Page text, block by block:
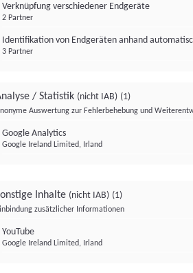
Verknüpfung verschiedener Endgeräte
2 Partner
Identifikation von Endgeräten anhand
3 Partner
/ Statistik (nicht IAB) (1)
Auswertung zur Fehlerbehebung und
Google Analytics
Google Ireland Limited, Irland
Inhalte (nicht IAB) (1)
zusätzlicher Informationen
YouTube
Google Ireland Limited, Irland